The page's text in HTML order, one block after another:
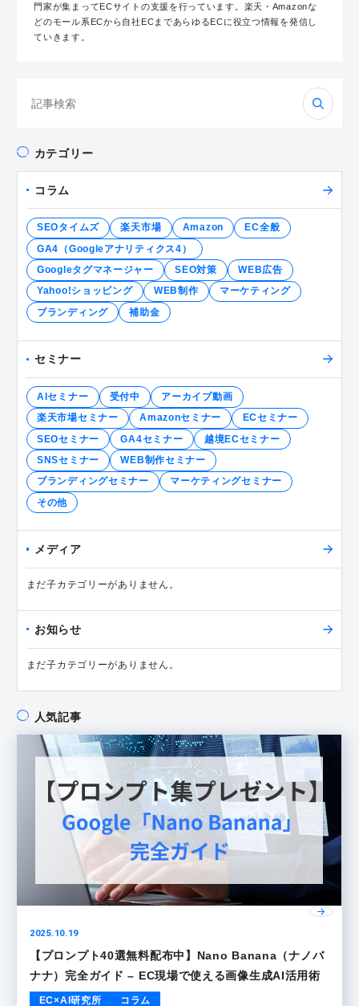
門家が集まってECサイトの支援を行っています。楽天・Amazonな
どのモール系ECから自社ECまであらゆるECに役立つ情報を発信し
ていきます。
検
カテゴリー
コラム
SEOタイムズ 楽天市場 Amazon
EC全般
GA4（Googleアナリティクス4）
Googleタグマネージャー
SEO対策
WEB広告
Yahoo!ショッピング
WEB制作
マーケティング
ブランディング
補助金
セミナー
AIセミナー 受付中
アーカイブ動画
楽天市場セミナー
Amazonセミナー
ECセミナー
SEOセミナー
GA4セミナー
越境ECセミナー
SNSセミナー
WEB制作セミナー
ブランディングセミナー
マーケティングセミナー
その他
メディア
まだ子カテゴリーがありません。
お知らせ
まだ子カテゴリーがありません。
人気記事
2025.10.19
【プロンプト40選無料配布中】Nano Banana（ナノバ
ナナ）完全ガイド – EC現場で使える画像生成AI活用術
EC×AI研究所 コラム